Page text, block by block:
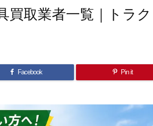
買取業者一覧｜トラ
Facebook Pin it